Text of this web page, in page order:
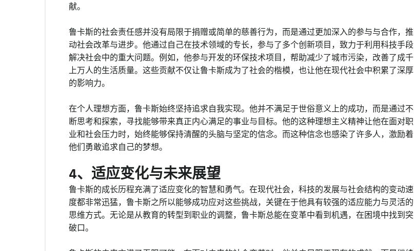
献。
鲁卡斯的社会责任感并没有局限于捐赠或简单的慈善行为，而是通过更加深入的参与与合作，推
动社会改革与进步。他通过自己在技术领域的专长，参与了多个创新项目，致力于利用科技手段
解决社会中的重大问题。例如，他参与开发的环保技术项目，帮助减少了城市污染，改善了成千
上万人的生活质量。这些贡献不仅让鲁卡斯成为了社会的楷模，也让他在现代社会中积累了深厚
的影响力。
在个人理想方面，鲁卡斯始终坚持追求自我实现。他并不满足于世俗意义上的成功，而是通过不
断思考和探索，寻找能够带来真正内心满足的事业与目标。他的这种理想主义精神让他在面对职
业和社会压力时，始终能够保持清醒的头脑与坚定的信念。而这种信念也感染了许多人，激励着
他们勇敢追求自己的梦想。
4、适应变化与未来展望
鲁卡斯的成长历程充满了适应变化的智慧和勇气。在现代社会，科技的发展与社会结构的变动速
度都非常迅猛，鲁卡斯之所以能够成功应对这些挑战，关键在于他具有较强的适应能力与灵活的
思维方式。无论是从教育的转型到职业的调整，鲁卡斯总能在变革中看到机遇，在困境中找到突
破口。